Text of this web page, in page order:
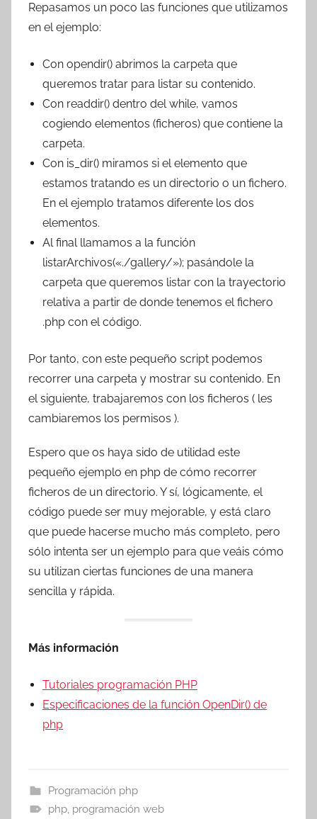
Repasamos un poco las funciones que utilizamos
en el ejemplo:
Con opendir() abrimos la carpeta que
queremos tratar para listar su contenido.
Con readdir() dentro del while, vamos
cogiendo elementos (ficheros) que contiene la
carpeta.
Con is_dir() miramos si el elemento que
estamos tratando es un directorio o un fichero.
En el ejemplo tratamos diferente los dos
elementos.
Al final llamamos a la función
listarArchivos(«./gallery/»); pasándole la
carpeta que queremos listar con la trayectorio
relativa a partir de donde tenemos el fichero
.php con el código.
Por tanto, con este pequeño script podemos
recorrer una carpeta y mostrar su contenido. En
el siguiente, trabajaremos con los ficheros ( les
cambiaremos los permisos ).
Espero que os haya sido de utilidad este
pequeño ejemplo en php de cómo recorrer
ficheros de un directorio. Y sí, lógicamente, el
código puede ser muy mejorable, y está claro
que puede hacerse mucho más completo, pero
sólo intenta ser un ejemplo para que veáis cómo
su utilizan ciertas funciones de una manera
sencilla y rápida.
Más información
Tutoriales programación PHP
Especificaciones de la función OpenDir() de
php
Programación php
php, programación web